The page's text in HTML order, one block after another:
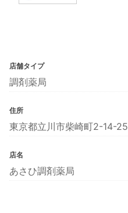
店舗タイプ
調剤薬局
住所
東京都立川市柴崎町2-14-25
店名
あさひ調剤薬局